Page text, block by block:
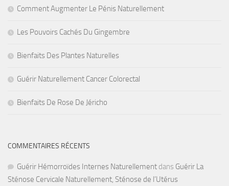
Comment Augmenter Le Pénis Naturellement
Les Pouvoirs Cachés Du Gingembre
Bienfaits Des Plantes Naturelles
Guérir Naturellement Cancer Colorectal
Bienfaits De Rose De Jéricho
COMMENTAIRES RÉCENTS
Guérir Hémorroïdes Internes Naturellement dans Guérir La
Sténose Cervicale Naturellement, Sténose de l’Utérus